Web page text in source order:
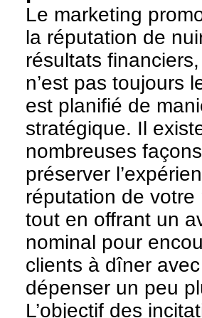
Le marketing
la réputation de
résultats
n’est pas toujours
est planifié de
stratégique. Il
nombreuses
préserver
réputation de votre
tout en offrant un
nominal pour
clients à dîner
dépenser un peu
L’objectif des